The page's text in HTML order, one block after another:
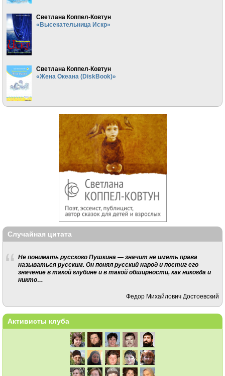
Светлана Коппел-Ковтун
«Высекательница Искр»
Светлана Коппел-Ковтун
«Жена Океана (DiskBook)»
Случайная цитата
Не понимать русского Пушкина — значит не иметь права
называться русским. Он понял русский народ и постиг его
значение в такой глубине и в такой обширности, как никогда и
никто…
Федор Михайлович Достоевский
Активисты клуба